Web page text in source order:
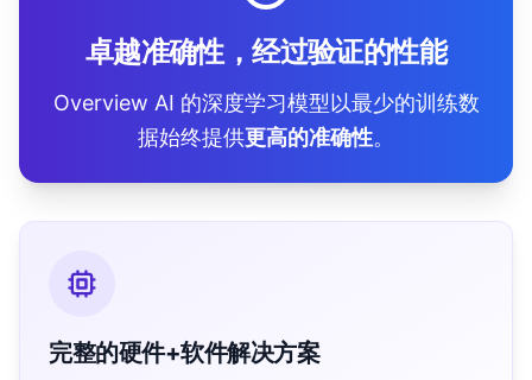
卓越准确性，经过验证的性能
Overview AI 的深度学习模型以最少的训练数
据始终提供更高的准确性。
完整的硬件+软件解决方案